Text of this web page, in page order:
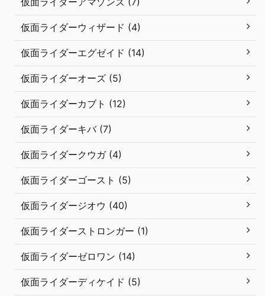
仮面ライダーウィザード (4)
仮面ライダーエグゼイド (14)
仮面ライダーオーズ (5)
仮面ライダーカブト (12)
仮面ライダーキバ (7)
仮面ライダークウガ (4)
仮面ライダーゴースト (5)
仮面ライダージオウ (40)
仮面ライダーストロンガー (1)
仮面ライダーゼロワン (14)
仮面ライダーディケイド (5)